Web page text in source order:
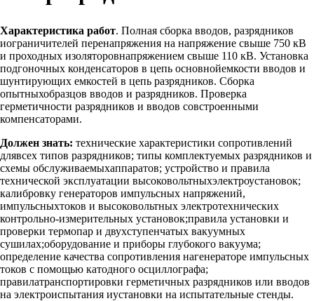
Характеристика работ. Полная сборка вводов, разрядников
иограничителей перенапряжения на напряжение свыше 750 кВ
и проходных изоляторовнапряжением свыше 110 кВ. Установка
подгоночных конденсаторов в цепь основнойемкости вводов и
шунтирующих емкостей в цепь разрядников. Сборка
опытныхобразцов вводов и разрядников. Проверка
герметичности разрядников и вводов совстроенными
компенсаторами.
Должен знать: технические характеристики сопротивлений
длявсех типов разрядников; типы комплектуемых разрядников и
схемы обслуживаемыхаппаратов; устройство и правила
технической эксплуатации высоковольтныхэлектроустановок;
калибровку генераторов импульсных напряжений,
импульсныхтоков и высоковольтных электротехнических
контрольно-измерительных установок;правила установки и
проверки термопар и двухступенчатых вакуумных
сушилах;оборудование и приборы глубокого вакуума;
определение качества сопротивления нагенераторе импульсных
токов с помощью катодного осциллографа;
правилатранспортировки герметичных разрядников или вводов
на электроиспытания иустановки на испытательные стенды.